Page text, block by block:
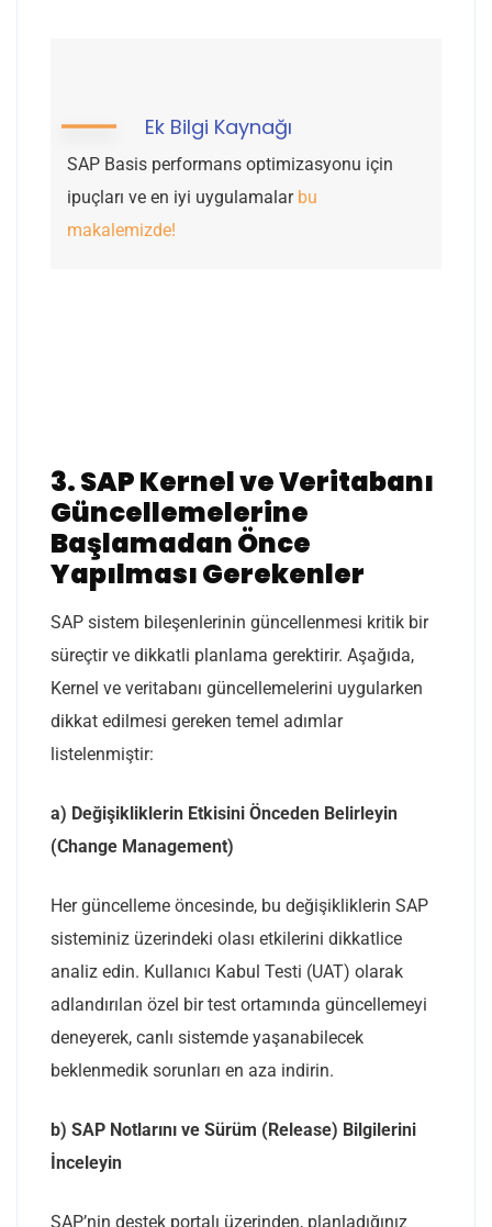
Ek Bilgi Kaynağı
SAP Basis performans optimizasyonu için
ipuçları ve en iyi uygulamalar bu
makalemizde!
3. SAP Kernel ve Veritabanı
Güncellemelerine
Başlamadan Önce
Yapılması Gerekenler
SAP sistem bileşenlerinin güncellenmesi kritik bir
süreçtir ve dikkatli planlama gerektirir. Aşağıda,
Kernel ve veritabanı güncellemelerini uygularken
dikkat edilmesi gereken temel adımlar
listelenmiştir:
a) Değişikliklerin Etkisini Önceden Belirleyin
(Change Management)
Her güncelleme öncesinde, bu değişikliklerin SAP
sisteminiz üzerindeki olası etkilerini dikkatlice
analiz edin. Kullanıcı Kabul Testi (UAT) olarak
adlandırılan özel bir test ortamında güncellemeyi
deneyerek, canlı sistemde yaşanabilecek
beklenmedik sorunları en aza indirin.
b) SAP Notlarını ve Sürüm (Release) Bilgilerini
İnceleyin
SAP’nin destek portalı üzerinden, planladığınız